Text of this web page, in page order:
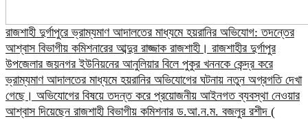
রাজশাহী দুর্গাপুরে ভ্রাম্যমাণ আদালতের মাধ্যমে হয়রানির অভিযোগ: তদন্তের
আশ্বাস বিভাগীয় কমিশনারের আব্দুর রাজ্জাক রাজশাহী। রাজশাহীর দুর্গাপুর
উপজেলার জয়নগর ইউনিয়নের আনুলিয়ার বিলে পুকুর খননকে কেন্দ্র করে
ভ্রাম্যমাণ আদালতের মাধ্যমে হয়রানির অভিযোগের ঘটনায় নতুন অগ্রগতি দেখা
গেছে। অভিযোগের বিষয়ে তদন্ত করে প্রয়োজনীয় আইনগত ব্যবস্থা নেওয়ার
আশ্বাস দিয়েছেন রাজশাহী বিভাগীয় কমিশনার ড.আ.ন.ম. বজলুর রশীদ (